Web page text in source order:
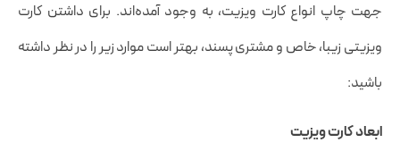
جهت چاپ انواع کارت ویزیت‌، به وجود آمده‌اند. برای داشتن کارت
ویزیتی زیبا، خاص و مشتری پسند، بهتر است موارد زیر را در نظر داشته
باشید:
ابعاد کارت ویزیت